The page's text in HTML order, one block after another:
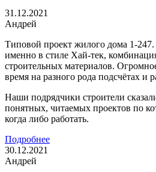
31.12.2021
Андрей
Типовой проект жилого дома 1-
именно в стиле Хай-тек,
строительных материалов.
время на разного рода подсчётах и
Наши подрядчики строители
понятных, читаемых проектов по
когда либо работать.
Подробнее
30.12.2021
Андрей